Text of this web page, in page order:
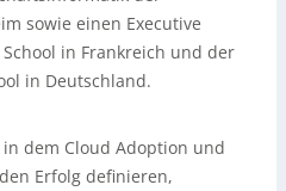
sowie einen Executive
School in Frankreich und der
in Deutschland.
dem Cloud Adoption und
Erfolg definieren,